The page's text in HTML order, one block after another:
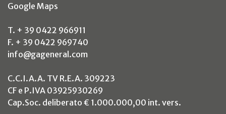
Google Maps
T. + 39 0422 966911
F. + 39 0422 969740
info@gageneral.com
C.C.I.A.A. TV R.E.A. 309223
CF e P.IVA 03925930269
Cap.Soc. deliberato € 1.000.000,00 int. vers.